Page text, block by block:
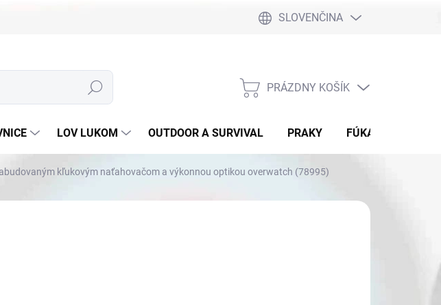
SLOVENČINA
Hľadať
NÁKUPNÝ
PRÁZDNY KOŠÍK
LOV LUKOM OUTDOOR A SURVIVAL PRAKY FÚKAČKY
kľukovým naťahovačom a výkonnou optikou overwatch (78995)